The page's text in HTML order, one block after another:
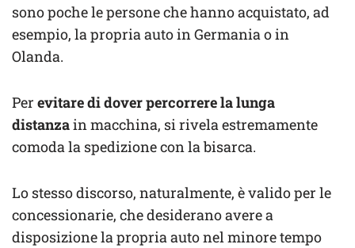
sono poche le persone che hanno acquistato, ad
esempio, la propria auto in Germania o in
Olanda.
Per evitare di dover percorrere la lunga
distanzain macchina, si rivela estremamente
comoda la spedizione con la bisarca.
Lo stesso discorso, naturalmente, è valido per le
concessionarie, che desiderano avere a
disposizione la propria auto nel minore tempo